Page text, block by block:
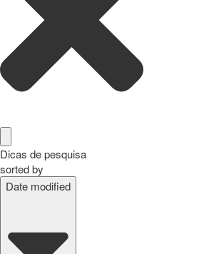
Dicas de pesquisa
sorted by
Date modified